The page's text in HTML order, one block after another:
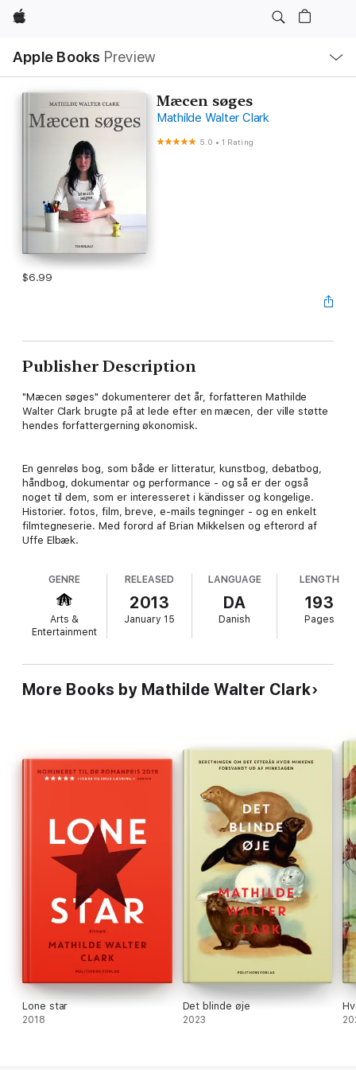
Apple
Apple Books Preview
Nav
Open
Menu
Mæcen søges
Mathilde Walter Clark
5.0 •1 Rating
$6.99
Publisher Description
"Mæcen søges" dokumenterer det år, forfatteren Mathilde
Walter Clark brugte på at lede efter en mæcen, der ville støtte
hendes forfattergerning økonomisk.
En genreløs bog, som både er litteratur, kunstbog, debatbog,
håndbog, dokumentar og performance - og så er der også
noget til dem, som er interesseret i kändisser og kongelige.
Historier. fotos, film, breve, e-mails tegninger - og en enkelt
filmtegneserie. Med forord af Brian Mikkelsen og efterord af
Uffe Elbæk.
GENRE
Arts &
Entertainment
RELEASED
2013
January 15
LANGUAGE
DA
Danish
LENGTH
193
Pages
More Books by Mathilde Walter Clark
Lone star
2018
Det blinde øje
2023